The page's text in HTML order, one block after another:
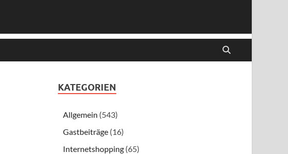
KATEGORIEN
Allgemein (543)
Gastbeiträge (16)
Internetshopping (65)